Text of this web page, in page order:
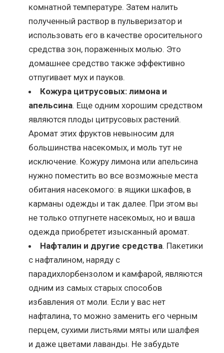
комнатной температуре. Затем налить
полученный раствор в пульверизатор и
использовать его в качестве оросительного
средства зон, пораженных молью. Это
домашнее средство также эффективно
отпугивает мух и пауков.
Кожура цитрусовых: лимона и
апельсина. Еще одним хорошим средством
являются плоды цитрусовых растений.
Аромат этих фруктов невыносим для
большинства насекомых, и моль тут не
исключение. Кожуру лимона или апельсина
нужно поместить во все возможные места
обитания насекомого: в ящики шкафов, в
карманы одежды и так далее. При этом вы
не только отпугнете насекомых, но и ваша
одежда приобретет изысканный аромат.
Нафталин и другие средства. Пакетики
с нафталином, наряду с
парадихлорбензолом и камфарой, являются
одним из самых старых способов
избавления от моли. Если у вас нет
нафталина, то можно заменить его черным
перцем, сухими листьями мяты или шалфея
и даже цветами лаванды. Не забудьте